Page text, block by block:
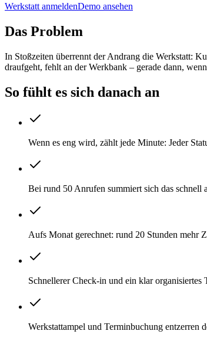
Werkstatt anmeldenDemo ansehen
Das Problem
In Stoßzeiten überrennt der Andrang die Werkstatt:
draufgeht, fehlt an der Werkbank – gerade dann,
So fühlt es sich danach an
Wenn es eng wird, zählt jede Minute: Jeder
Bei rund 50 Anrufen summiert sich das schnell
Aufs Monat gerechnet: rund 20 Stunden mehr
Schnellerer Check-in und ein klar organisiertes
Werkstattampel und Terminbuchung entzerren